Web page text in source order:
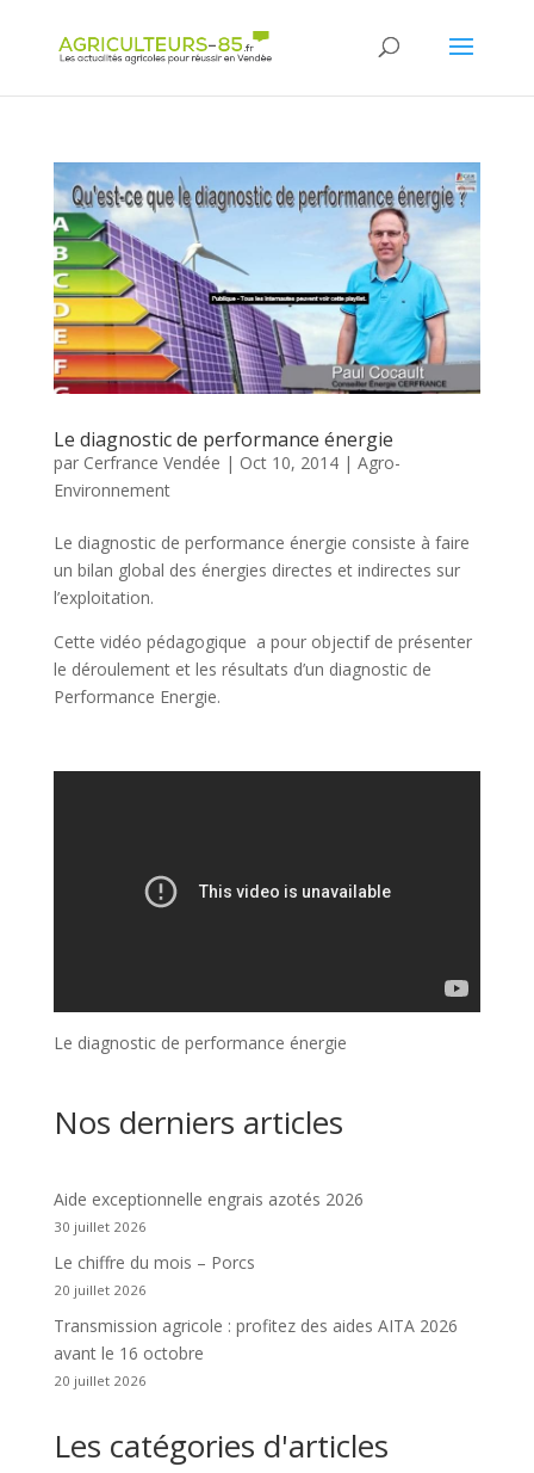
Le diagnostic de performance énergie
par Cerfrance Vendée | Oct 10, 2014| Agro-
Environnement
Le diagnostic de performance énergie consiste à faire
un bilan global des énergies directes et indirectes sur
l’exploitation.
Cette vidéo pédagogique a pour objectif de présenter
le déroulement et les résultats d’un diagnostic de
Performance Energie.
Le diagnostic de performance énergie
Nos derniers articles
Aide exceptionnelle engrais azotés 2026
30 juillet 2026
Le chiffre du mois – Porcs
20 juillet 2026
Transmission agricole : profitez des aides AITA 2026
avant le 16 octobre
20 juillet 2026
Les catégories d'articles